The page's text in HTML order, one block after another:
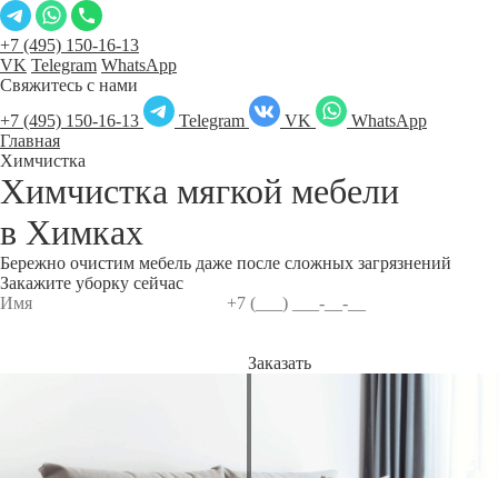
+7 (495) 150-16-13
VK Telegram WhatsApp
Свяжитесь с нами
+7 (495) 150-16-13
Telegram VK
WhatsApp
Главная
Химчистка
Химчистка мягкой мебели
в Химках
Бережно очистим мебель даже после сложных загрязнений
Закажите уборку сейчас
Заказать